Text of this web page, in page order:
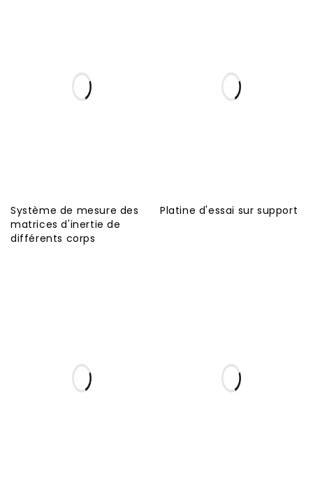
Système de mesure des
matrices d'inertie de
différents corps
Platine d'essai sur support